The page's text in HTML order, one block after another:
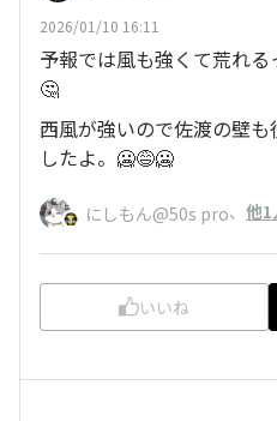
2026/01/10 16:11
予報では風も強くて荒れ
🤔
西風が強いので佐渡の壁
したよ。🥶😅🥶
にしもん@50s pro、 他1
いいね